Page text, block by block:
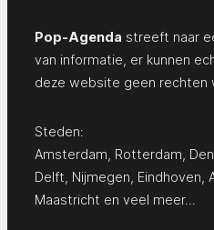
Pop-Agenda streeft naar
van informatie, er kunnen
deze website geen rechten
Steden:
Amsterdam Rotterdam
Delft Nijmegen Eindhoven
Maastricht en veel meer…